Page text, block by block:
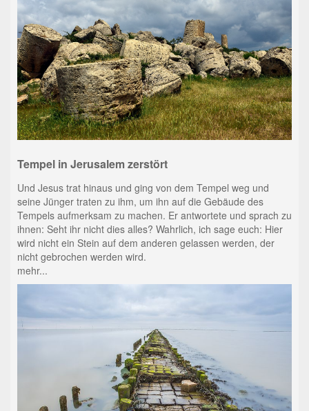
Tempel in Jerusalem zerstört
Und Jesus trat hinaus und ging von dem Tempel weg und
seine Jünger traten zu ihm, um ihn auf die Gebäude des
Tempels aufmerksam zu machen. Er antwortete und sprach zu
ihnen: Seht ihr nicht dies alles? Wahrlich, ich sage euch: Hier
wird nicht ein Stein auf dem anderen gelassen werden, der
nicht gebrochen werden wird.
mehr...